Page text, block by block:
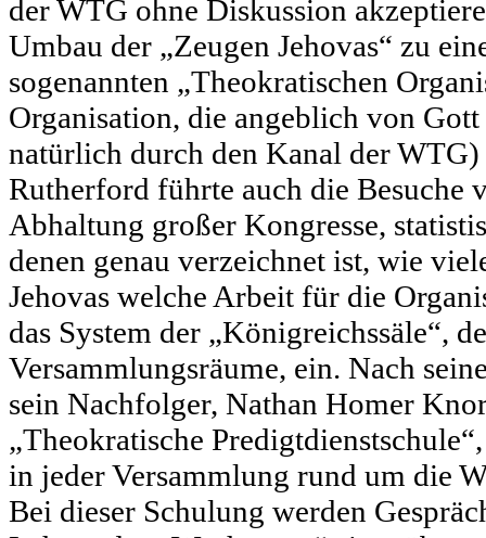
der WTG ohne Diskussion
Umbau der „Zeugen Jehovas“ zu
sogenannten „Theokratischen
Organisation, die angeblich von
natürlich durch den Kanal der WTG)
Rutherford führte auch die Besuche
Abhaltung großer Kongresse,
denen genau verzeichnet ist, wie
Jehovas welche Arbeit für die
das System der „Königreichssäle“,
Versammlungsräume, ein. Nach
sein Nachfolger, Nathan Homer
„Theokratische
in jeder Versammlung rund um die
Bei dieser Schulung werden